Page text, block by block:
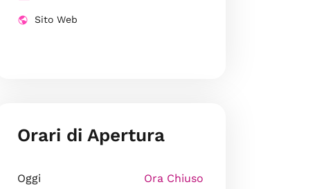
Sito Web
Orari di Apertura
Oggi Ora Chiuso